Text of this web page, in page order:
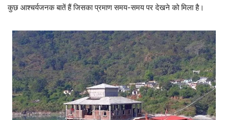
कुछ आश्चर्यजनक बातें हैं जिसका प्रमाण समय-समय पर देखने को मिला है।